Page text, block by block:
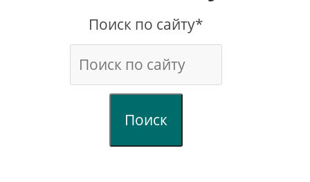
Поиск по сайту*
Поиск